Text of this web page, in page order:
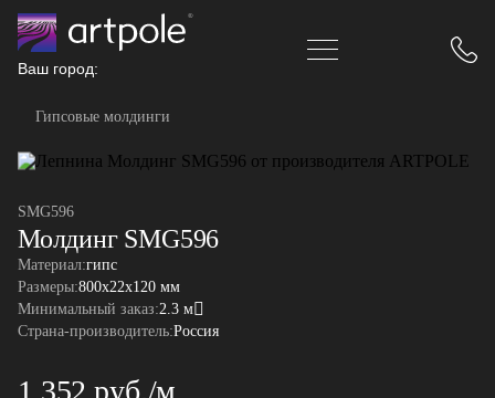
Ваш город:
Гипсовые молдинги
SMG596
Молдинг SMG596
Материал:гипс
Размеры:800x22x120 мм
Минимальный заказ:2.3 м
Страна-производитель:Россия
1 352 руб./м